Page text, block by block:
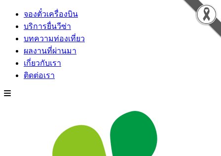
จองตั๋วเครื่องบิน
บริการยื่นวีซ่า
บทความท่องเที่ยว
ผลงานที่ผ่านมา
เกี่ยวกับเรา
ติดต่อเรา